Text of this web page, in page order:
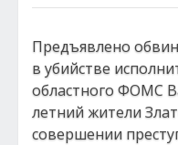
Предъявлено
в убийстве
областного ФОМС
летний жители
совершении